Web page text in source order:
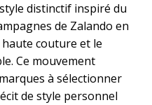
distinctif inspiré du
de Zalando en
couture et le
Ce mouvement
à sélectionner
de style personnel